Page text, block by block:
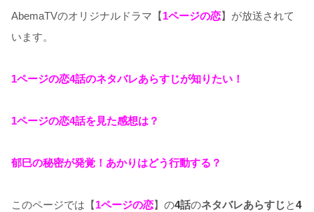
AbemaTVのオリジナルドラマ【1ページの恋】が放送されて
います。
1ページの恋4話のネタバレあらすじが知りたい！
1ページの恋4話を見た感想は？
郁巳の秘密が発覚！あかりはどう行動する？
このページでは【1ページの恋】の4話のネタバレあらすじと4